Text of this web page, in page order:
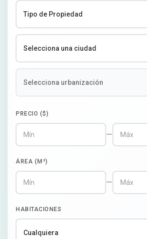
PRECIO ($)
—
ÁREA (M²)
—
HABITACIONES